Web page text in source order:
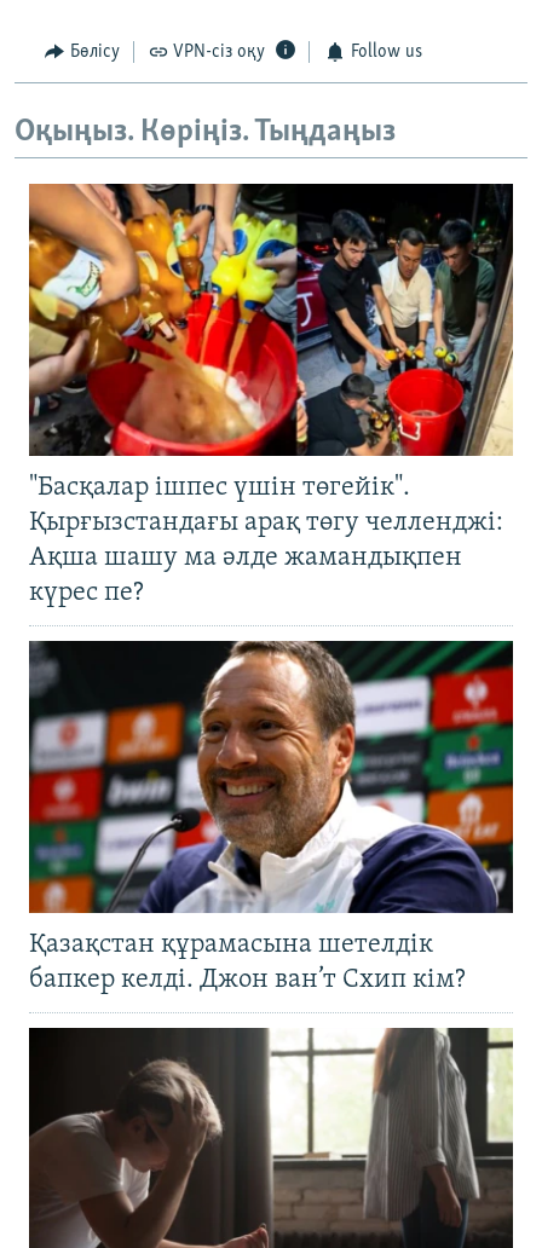
Бөлісу VPN-сіз оқу Follow us
Оқыңыз. Көріңіз. Тыңдаңыз
"Басқалар ішпес үшін төгейік".
Қырғызстандағы арақ төгу челленджі:
Ақша шашу ма әлде жамандықпен
күрес пе?
Қазақстан құрамасына шетелдік
бапкер келді. Джон ван’т Схип кім?